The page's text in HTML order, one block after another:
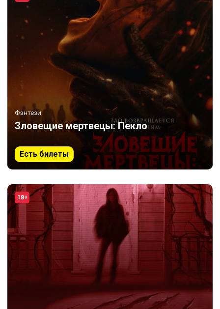
Фэнтези
Зловещие мертвецы: Пекло
Есть билеты
18+